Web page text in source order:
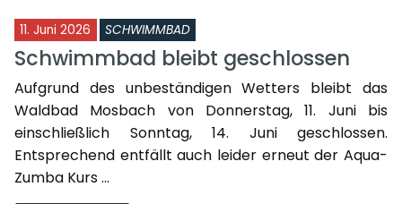
11. Juni 2026 SCHWIMMBAD
Schwimmbad bleibt geschlossen
Aufgrund des unbeständigen Wetters bleibt das
Waldbad Mosbach von Donnerstag, 11. Juni bis
einschließlich Sonntag, 14. Juni geschlossen.
Entsprechend entfällt auch leider erneut der Aqua-
Zumba Kurs ...